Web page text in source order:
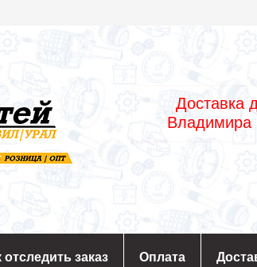
Доставка
отследить заказ Оплата